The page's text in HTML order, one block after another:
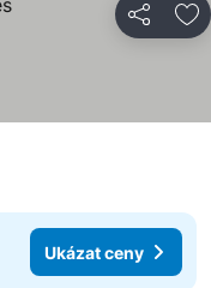
Sdílet
Ukázat ceny